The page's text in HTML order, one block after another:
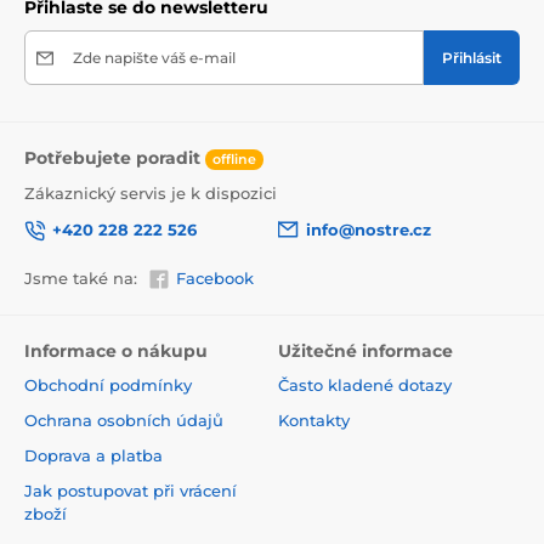
Použitá tisková metoda je ekologická, a proto jsou
přísné normy a mají VOC i GREENGUARD GOLD
certifikaci. Navíc jsou bez obsahu PVC a lepidlo je na
Přihlaste se do newsletteru
Zde napište váš e-mail Přihlásit
Potřebujete poradit offline
Zákaznický servis je k dispozici
+420 228 222 526
info@nostre.cz
Jsme také na: Facebook
Informace o nákupu
Obchodní podmínky
Ochrana osobních údajů
Doprava a platba
Jak postupovat při vrácení
zboží
Užitečné informace
Často kladené dotazy
Kontakty